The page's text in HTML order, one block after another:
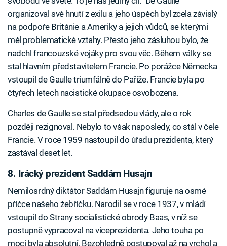
organizoval své hnutí z exilu a jeho úspěch byl zcela závislý
na podpoře Británie a Ameriky a jejich vůdců, se kterými
měl problematické vztahy. Přesto jeho zásluhou bylo, že
nadchl francouzské vojáky pro svou věc. Během války se
stal hlavním představitelem Francie. Po porážce Německa
vstoupil de Gaulle triumfálně do Paříže. Francie byla po
čtyřech letech nacistické okupace osvobozena.
Charles de Gaulle se stal předsedou vlády, ale o rok
později rezignoval. Nebylo to však naposledy, co stál v čele
Francie. V roce 1959 nastoupil do úřadu prezidenta, který
zastával deset let.
8. Irácký prezident Saddám Husajn
Nemilosrdný diktátor Saddám Husajn figuruje na osmé
příčce našeho žebříčku. Narodil se v roce 1937, v mládí
vstoupil do Strany socialistické obrody Baas, v níž se
postupně vypracoval na viceprezidenta. Jeho touha po
moci byla absolutní. Bezohledně postupoval až na vrchol a